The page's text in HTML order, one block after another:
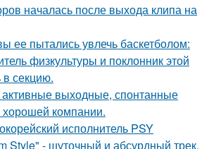
началась после выхода клипа на
ее пытались увлечь баскетболом:
физкультуры и поклонник этой
в секцию.
выходные, спонтанные
хорошей компании.
исполнитель PSY
Style" - шуточный и абсурдный трек,